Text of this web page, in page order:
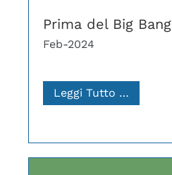
Prima del Big Bang
Feb-2024
Leggi Tutto …